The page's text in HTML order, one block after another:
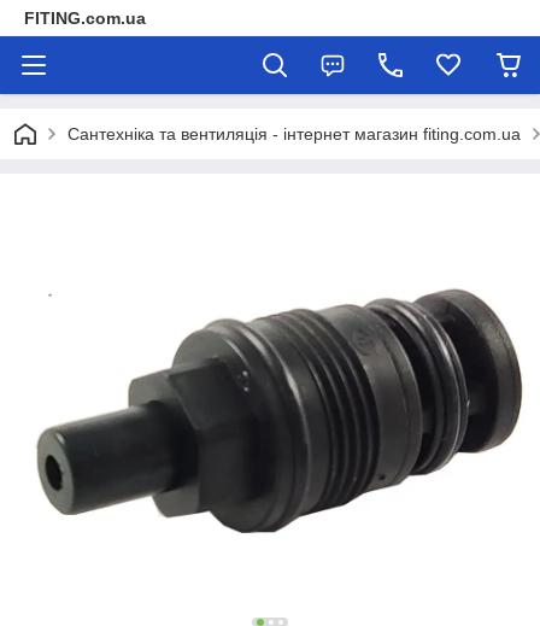
FITING.com.ua
Сантехніка та вентиляція - інтернет магазин fiting.com.ua